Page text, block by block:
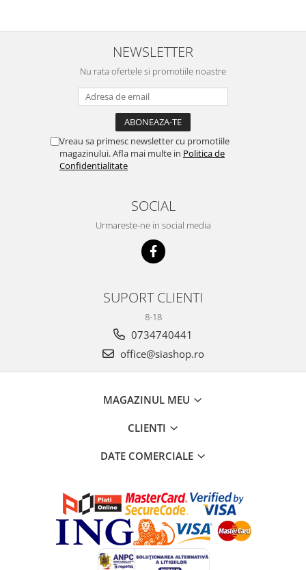
NEWSLETTER
Nu rata ofertele si promotiile noastre
Vreau sa primesc newsletter cu promotiile
magazinului. Afla mai multe in Politica de
Confidentialitate
SOCIAL
Urmareste-ne in social media
SUPORT CLIENTI
8-18
0734740441
office@siashop.ro
MAGAZINUL MEU
CLIENTI
DATE COMERCIALE